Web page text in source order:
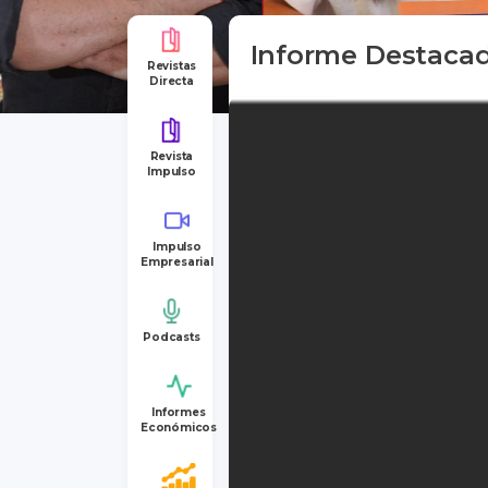
Revistas
Directa
Revista
Impulso
Impulso
Empresarial
Podcasts
Informes
Económicos
Informe